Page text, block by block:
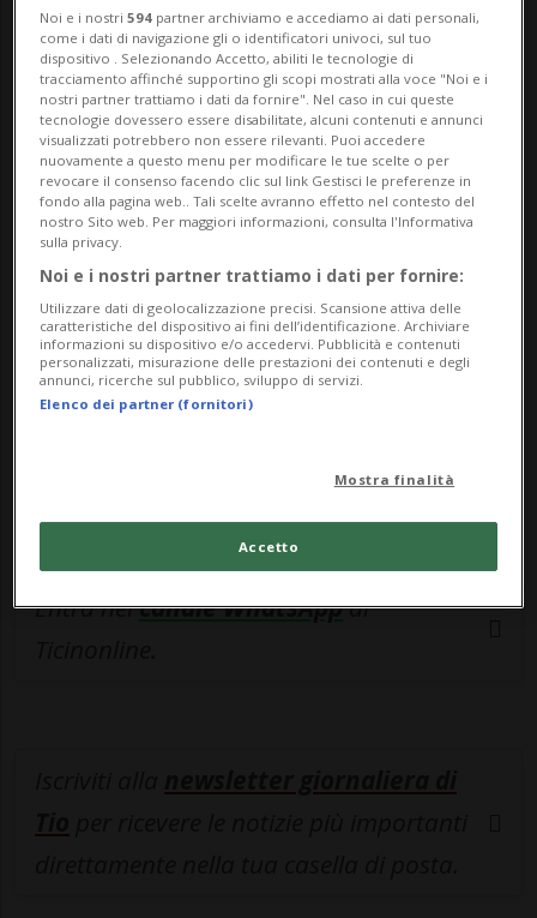
società a raggiungere una capitalizzazione
di mercato di 4000 miliardi di dollari,
l'equivalente di 3200 miliardi di franchi. Lo
riporta l'agenzia Bloomberg. A titolo...
🔐 Sblocca il nostro archivio
esclusivo!
Sottoscrivi un abbonamentoArchivioper
leggere questo articolo, oppure scegli
MyTioAboper accedere all'archivio e
navigare su sito e app senza pubblicità.
Entra nelcanale WhatsAppdi
Noi e i nostri594 partner archiviamo e accediamo ai dati personali,
come i dati di navigazione gli o identificatori univoci, sul tuo
dispositivo . Selezionando Accetto, abiliti le tecnologie di
tracciamento affinché supportino gli scopi mostrati alla voce "Noi e i
nostri partner trattiamo i dati da fornire". Nel caso in cui queste
tecnologie dovessero essere disabilitate, alcuni contenuti e annunci
visualizzati potrebbero non essere rilevanti. Puoi accedere
nuovamente a questo menu per modificare le tue scelte o per
revocare il consenso facendo clic sul link Gestisci le preferenze in
fondo alla pagina web.. Tali scelte avranno effetto nel contesto del
nostro Sito web. Per maggiori informazioni, consulta l'Informativa
sulla privacy.
Noi e i nostri partner trattiamo i dati per fornire:
Utilizzare dati di geolocalizzazione precisi. Scansione attiva delle
caratteristiche del dispositivo ai fini dell’identificazione. Archiviare
informazioni su dispositivo e/o accedervi. Pubblicità e contenuti
personalizzati, misurazione delle prestazioni dei contenuti e degli
annunci, ricerche sul pubblico, sviluppo di servizi.
Elenco dei partner (fornitori)
Mostra finalità
Accetto